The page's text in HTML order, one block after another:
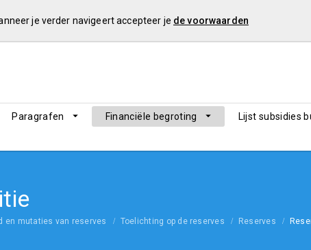
je verder navigeert accepteer je de voorwaarden
Paragrafen Financiële begroting
Lijst subsidies
en mutaties van reserves Toelichting op de reserves Reserves